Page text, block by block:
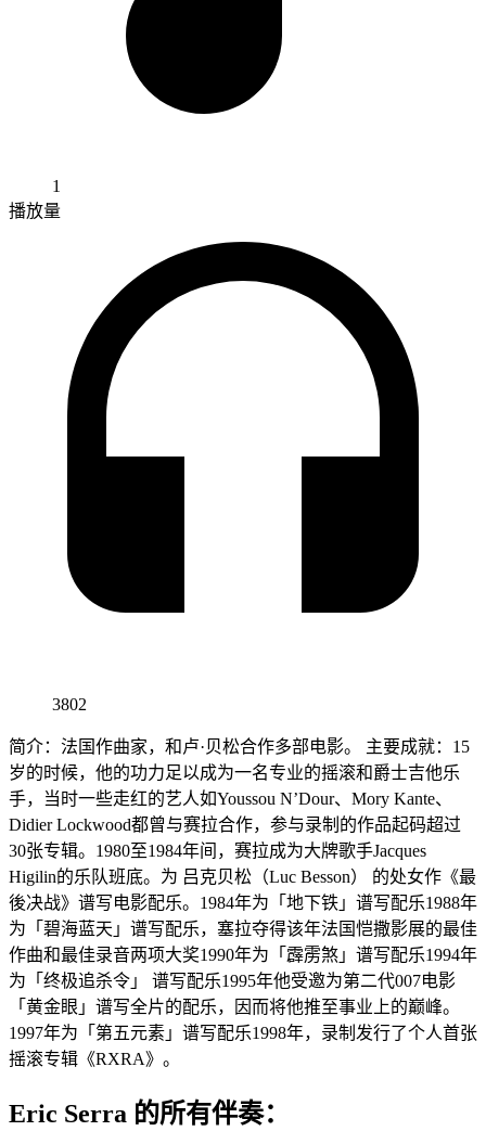
1
播放量
3802
简介：法国作曲家，和卢·贝松合作多部电影。 主要成就：15
岁的时候，他的功力足以成为一名专业的摇滚和爵士吉他乐
手，当时一些走红的艺人如Youssou N’Dour、Mory Kante、
Didier Lockwood都曾与赛拉合作，参与录制的作品起码超过
30张专辑。1980至1984年间，赛拉成为大牌歌手Jacques
Higilin的乐队班底。为 吕克贝松（Luc Besson） 的处女作《最
後决战》谱写电影配乐。1984年为「地下铁」谱写配乐1988年
为「碧海蓝天」谱写配乐，塞拉夺得该年法国恺撒影展的最佳
作曲和最佳录音两项大奖1990年为「霹雳煞」谱写配乐1994年
为「终极追杀令」 谱写配乐1995年他受邀为第二代007电影
「黄金眼」谱写全片的配乐，因而将他推至事业上的巅峰。
1997年为「第五元素」谱写配乐1998年，录制发行了个人首张
摇滚专辑《RXRA》。
Eric Serra 的所有伴奏：